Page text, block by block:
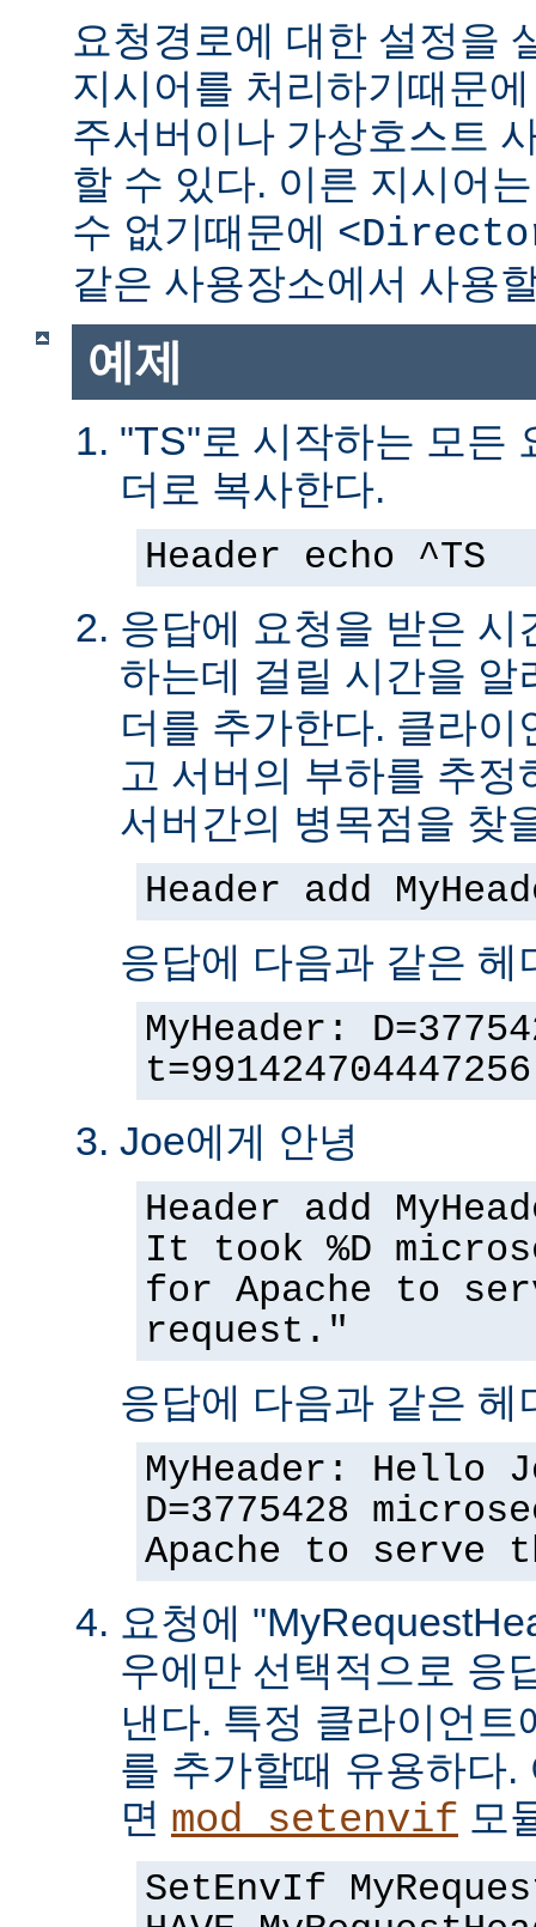
요청경로에 대한 설정을
지시어를 처리하기때문
주서버이나 가상호스트
할 수 있다. 이른 지시어
수 없기때문에
같은 사용장소에서 사용
예제
"TS"로 시작하는 모든
더로 복사한다.
Header echo ^TS
응답에 요청을 받은 시
하는데 걸릴 시간을
더를 추가한다. 클라
고 서버의 부하를 추
서버간의 병목점을 찾
Header add
응답에 다음과 같은 헤
MyHeader:
t=991424704447256
Joe에게 안녕
Header add
It took %D
for Apache to
request."
응답에 다음과 같은 헤
MyHeader: Hello
D=3775428
Apache to serve
요청에
우에만 선택적으로 응
낸다. 특정 클라이언
를 추가할때 유용하다.
면 mod_setenvif 모
SetEnvIf